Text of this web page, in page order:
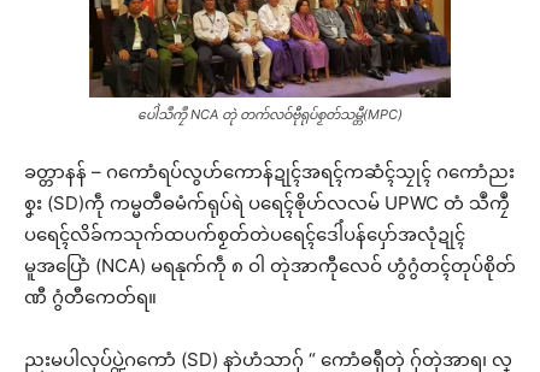
ပေါဲသဳကၠဳ NCA တုဲ တက်လဝ်ဗီုရုပ်စၟတ်သမ္တီ(MPC)
ခတ္တာနန် – ဂကောံရပ်လွဟ်ကောန်ဍုၚ်အရၚ်ကဆံၚ်သၠုၚ် ဂကောံညး
စၞး (SD)ကဵု ကမ္မတဳဓမံက်ရုပ်ရဲ ပရေၚ်ၜိုဟ်လလမ် UPWC တံ သဳကၠဳ
ပရေၚ်လိခ်ကသုက်ထပက်စၟတ်တဲပရေၚ်ဒေါံပန်ပှော်အလုံဍုၚ်
မူအပြောံ (NCA) မရနုက်ကဵု ၈ ဝါ တုဲအာကီုလေဝ် ဟွံဂွံတၚ်တုပ်စိုတ်
ဏီ ဂွံတီကေတ်ရ။
ညးမပါလုပ်ပ္ဍဲဂကောံ (SD) နာဲဟံသာဂှ် “ ကောံဓရီုတုဲ ဂှ်တုဲအာရ၊ လ္